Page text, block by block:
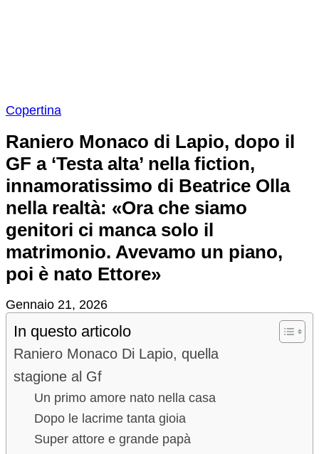
Copertina
Raniero Monaco di Lapio, dopo il
GF a ‘Testa alta’ nella fiction,
innamoratissimo di Beatrice Olla
nella realtà: «Ora che siamo
genitori ci manca solo il
matrimonio. Avevamo un piano,
poi è nato Ettore»
Gennaio 21, 2026
In questo articolo
Raniero Monaco Di Lapio, quella
stagione al Gf
Un primo amore nato nella casa
Dopo le lacrime tanta gioia
Super attore e grande papà